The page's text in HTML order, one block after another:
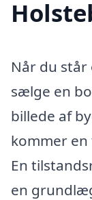
Når du
sælge en
billede af
kommer
En
en